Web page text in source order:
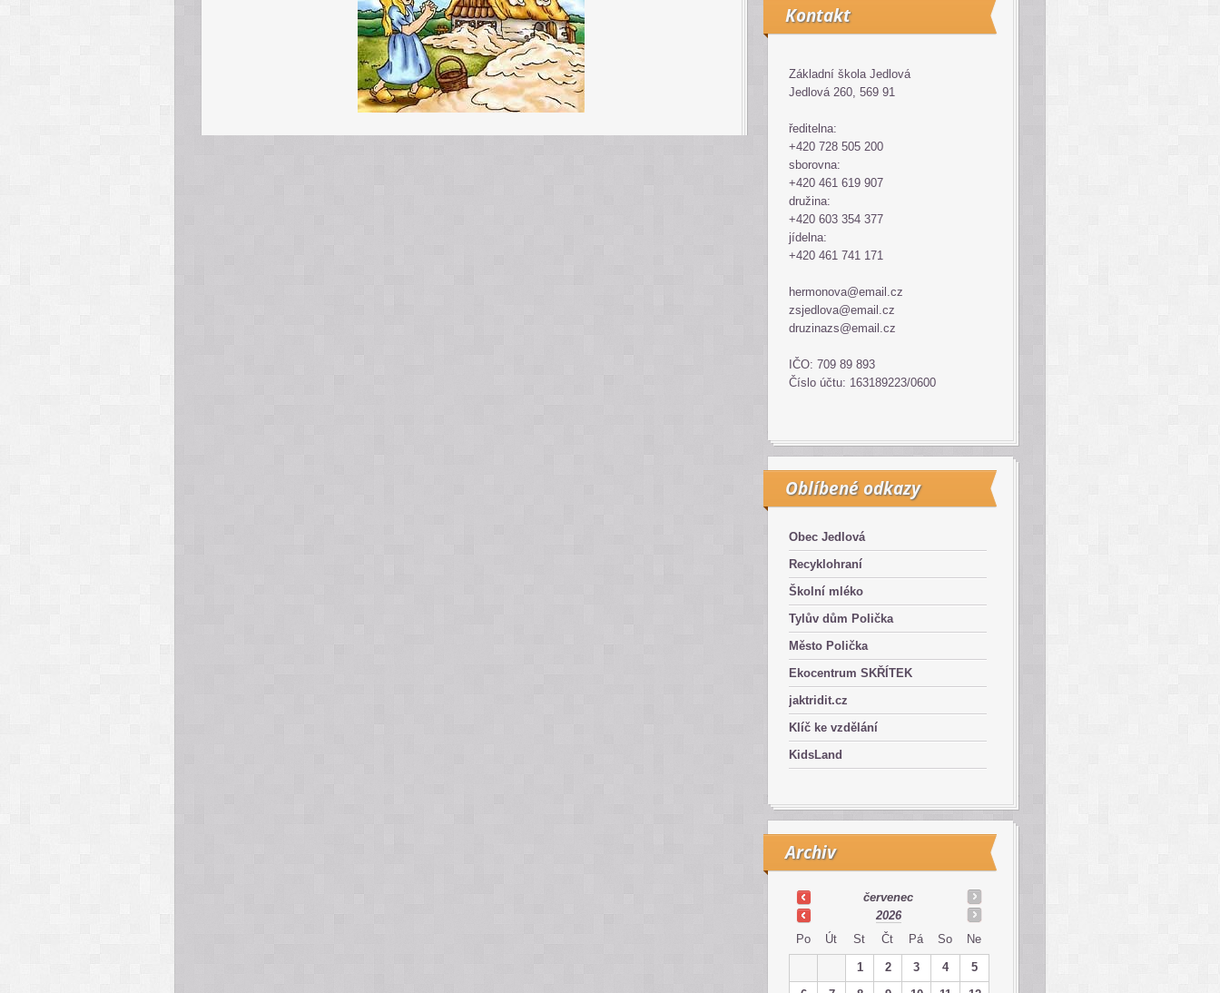
Kontakt
Základní škola Jedlová
Jedlová 260, 569 91
ředitelna:
+420 728 505 200
sborovna:
+420 461 619 907
družina:
+420 603 354 377
jídelna:
+420 461 741 171
hermonova@email.cz
zsjedlova@email.cz
druzinazs@email.cz
IČO: 709 89 893
Číslo účtu: 163189223/0600
Oblíbené odkazy
Obec Jedlová
Recyklohraní
Školní mléko
Tylův dům Polička
Město Polička
Ekocentrum SKŘÍTEK
jaktridit.cz
Klíč ke vzdělání
KidsLand
Archiv
červenec
2026
Po
Út St Čt Pá So Ne
1 2 3 4
5